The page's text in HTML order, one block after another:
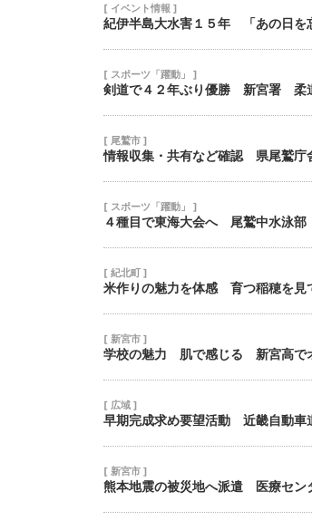
[ イベント情報 ]
紀伊半島大水害１５年 「あの日
[ スポーツ「躍動」 ]
剣道で４２年ぶり優勝 新宮署 柔
[ 尾鷲市 ]
情報収集・共有など確認 県尾鷲
[ スポーツ「躍動」 ]
４種目で東海大会へ 尾鷲中水泳
[ 紀北町 ]
米作りの魅力を体感 育つ稲穂を見
[ 新宮市 ]
学校の魅力 肌で感じる 新宮高で
[ 広域 ]
早期完成求め要望活動 近畿自動車
[ 新宮市 ]
熊本地震の被災地へ派遣 医療セン